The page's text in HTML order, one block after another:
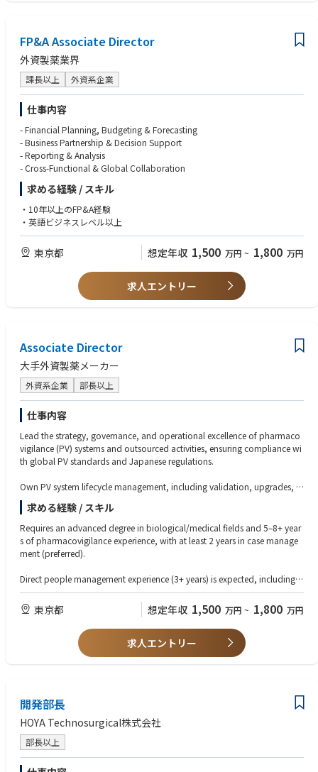
• Partner closely with Commercial, Supply Chain, Operations, and other
functional teams to drive business performance.
• Provide financial insights and recommendations to support growth init
iatives and operational improvements.
• Influence stakeholders through fact-based financial analysis and effecti
ve communication.
• Challenge assumptions and help drive accountability across the busine
ss.
■Financial Analysis & Investment Evaluation
• Develop business cases for strategic initiatives, projects, and capital exp
enditure (CAPEX) investments.
• Conduct profitability, pricing, cost, and ROI analyses to support invest
ment and resource allocation decisions.
• Assess financial implications on both Profit & Loss and Balance Sheet p
erformance.
• Support management in evaluating whether projects should be approv
ed based on financial returns and strategic value.
■Financial Controls & Support
• Work closely with the Finance Head and Accounting Manager on selecte
- Foreign exchange exposure
- Operating costs
- SG&A spending
• Ensure confidentiality and integrity in handling sensitive financial and b
usiness information.
• Advanced proficiency in Microsoft Excel, including financial modeling a
nd scenario analysis.
• Advanced PowerPoint skills with the ability to create impactful manage
ment presentations.
• Strong analytical and problem-solving capabilities.
• Experience with ERP systems and financial reporting tools is preferred.
Competencies
• Strong business acumen with the ability to translate financial insights in
to business actions.
• Excellent communication and stakeholder management skills.
• Influential business partner capable of driving alignment across depart
ments.
• Hands-on, proactive, and results-oriented mindset.
• Strong attention to detail and accuracy.
• High level of integrity and ability to manage confidential information.
• Ability to work effectively in a fast-paced and dynamic environment.
• Strategic thinking combined with operational execution capability.
FP&A Associate Director
外資製薬業界
課長以上 外資系企業
仕事内容
- Financial Planning, Budgeting & Forecasting
- Business Partnership & Decision Support
- Reporting & Analysis
- Cross-Functional & Global Collaboration
求める経験 / スキル
・10年以上のFP&A経験
・英語ビジネスレベル以上
東京都 想定年収 1,500 万円 ~ 1,800 万円
求人エントリー
Associate Director
大手外資製薬メーカー
外資系企業 部長以上
仕事内容
Lead the strategy, governance, and operational excellence of pharmaco
vigilance (PV) systems and outsourced activities, ensuring compliance wi
th global PV standards and Japanese regulations.
Own PV system lifecycle management, including validation, upgrades, c
hange control, data integrity, inspection readiness, and technical owners
hip of safety data migration/transfer.
Manage PV vendors end-to-end—selection, onboarding, oversight, perfo
rmance monitoring (KPIs/SLAs), escalation handling, and outsourcing b
udget/resource planning.
Drive operational excellence by optimizing PV workflows using technolo
gy tools (e.g., AI/automation), ensuring timely and compliant ICSR repor
ting, and supporting audits/inspections with CAPA implementation.
Provide leadership for a team of system and vendor management profes
sionals, mentor and develop talent, and collaborate cross-functionally
求める経験 / スキル
Requires an advanced degree in biological/medical fields and 5–8+ year
s of pharmacovigilance experience, with at least 2 years in case manage
ment (preferred).
Direct people management experience (3+ years) is expected, including le
ading and developing a PV systems/vendor management team.
Strong hands-on knowledge of PV systems (e.g., safety databases/tools)
and vendor management capabilities are essential.
Must have in-depth understanding of PV regulations and guidelines (e.g.,
Needs highly effective communication skills in Japanese (written/oral/int
erpersonal) and Business-level English, with proven ability to think strate
gically, lead change, and build teams; preferred experience includes glo
bal/matrix work, system transformation projects, digital/automation to
東京都 想定年収 1,500 万円 ~ 1,800 万円
求人エントリー
開発部長
HOYA Technosurgical株式会社
部長以上